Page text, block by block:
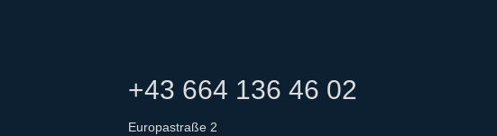
+43 664 136 46 02
Europastraße 2